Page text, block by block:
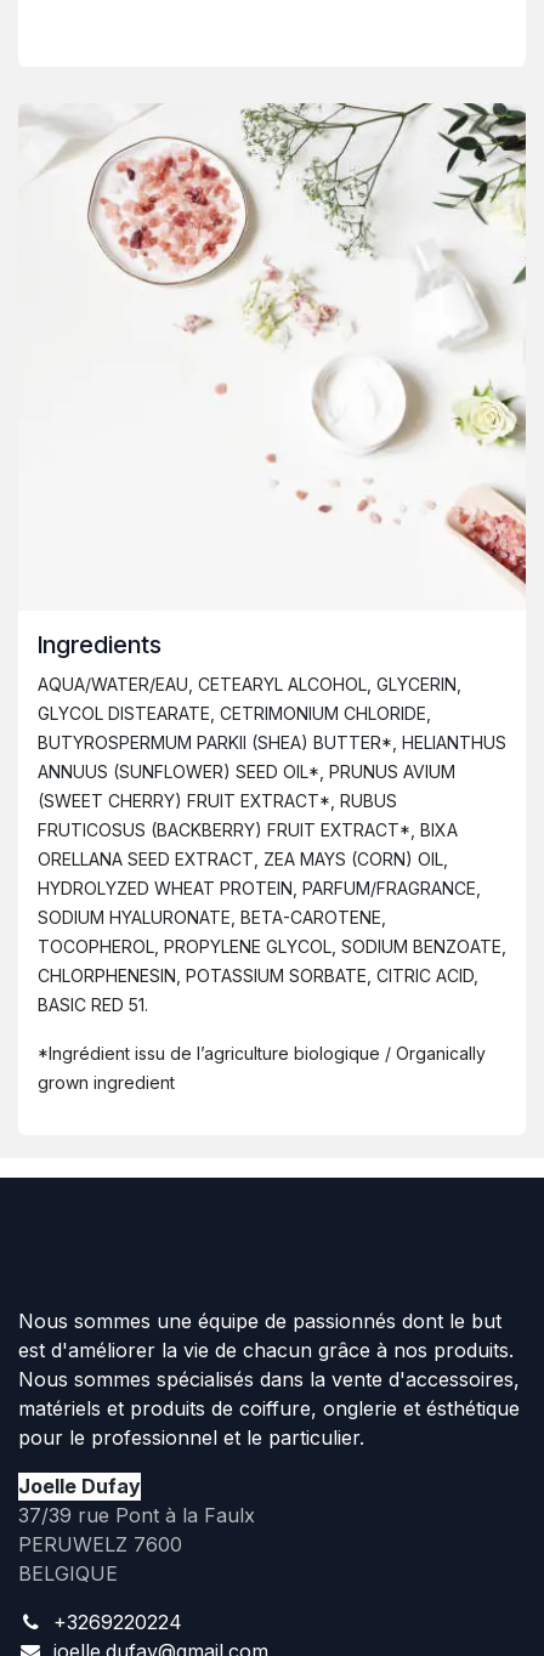
Ingredients
AQUA/WATER/EAU, CETEARYL ALCOHOL, GLYCERIN,
GLYCOL DISTEARATE, CETRIMONIUM CHLORIDE,
BUTYROSPERMUM PARKII (SHEA) BUTTER*, HELIANTHUS
ANNUUS (SUNFLOWER) SEED OIL*, PRUNUS AVIUM
(SWEET CHERRY) FRUIT EXTRACT*, RUBUS
FRUTICOSUS (BACKBERRY) FRUIT EXTRACT*, BIXA
ORELLANA SEED EXTRACT, ZEA MAYS (CORN) OIL,
HYDROLYZED WHEAT PROTEIN, PARFUM/FRAGRANCE,
SODIUM HYALURONATE, BETA-CAROTENE,
TOCOPHEROL, PROPYLENE GLYCOL, SODIUM BENZOATE,
CHLORPHENESIN, POTASSIUM SORBATE, CITRIC ACID,
BASIC RED 51.
*Ingrédient issu de l’agriculture biologique / Organically
grown ingredient
Nous sommes une équipe de passionnés dont le but
est d'améliorer la vie de chacun grâce à nos produits.
Nous sommes spécialisés dans la vente d'accessoires,
matériels et produits de coiffure, onglerie et ésthétique
pour le professionnel et le particulier.
Joelle Dufay
37/39 rue Pont à la Faulx
PERUWELZ 7600
BELGIQUE
+3269220224